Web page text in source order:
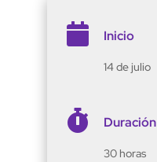
 Inicio
14 de julio
 Duración
30 horas